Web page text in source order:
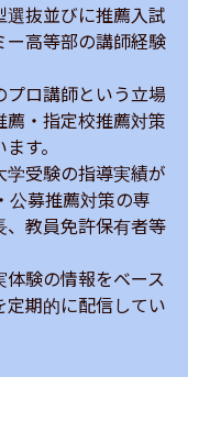
抜並びに推薦入試
高等部の講師経験
ロ講師という立場
・指定校推薦対策
す。
受験の指導実績が
公募推薦対策の専
、教員免許保有者等
験の情報をベース
期的に配信してい